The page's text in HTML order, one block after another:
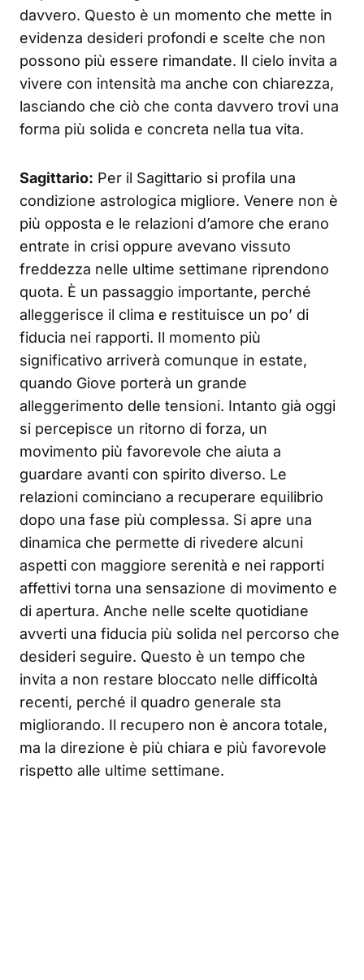
davvero. Questo è un momento che mette in
evidenza desideri profondi e scelte che non
possono più essere rimandate. Il cielo invita a
vivere con intensità ma anche con chiarezza,
lasciando che ciò che conta davvero trovi una
forma più solida e concreta nella tua vita.
Sagittario: Per il Sagittario si profila una
condizione astrologica migliore. Venere non è
più opposta e le relazioni d’amore che erano
entrate in crisi oppure avevano vissuto
freddezza nelle ultime settimane riprendono
quota. È un passaggio importante, perché
alleggerisce il clima e restituisce un po’ di
fiducia nei rapporti. Il momento più
significativo arriverà comunque in estate,
quando Giove porterà un grande
alleggerimento delle tensioni. Intanto già oggi
si percepisce un ritorno di forza, un
movimento più favorevole che aiuta a
guardare avanti con spirito diverso. Le
relazioni cominciano a recuperare equilibrio
dopo una fase più complessa. Si apre una
dinamica che permette di rivedere alcuni
aspetti con maggiore serenità e nei rapporti
affettivi torna una sensazione di movimento e
di apertura. Anche nelle scelte quotidiane
avverti una fiducia più solida nel percorso che
desideri seguire. Questo è un tempo che
invita a non restare bloccato nelle difficoltà
recenti, perché il quadro generale sta
migliorando. Il recupero non è ancora totale,
ma la direzione è più chiara e più favorevole
rispetto alle ultime settimane.